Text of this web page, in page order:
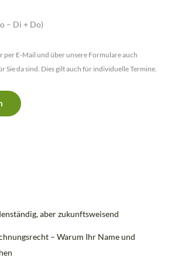
– Di + Do)
per E-Mail und über unsere Formulare auch
Sie da sind. Dies gilt auch für individuelle Termine.
aber zukunftsweisend
– Warum Ihr Name und